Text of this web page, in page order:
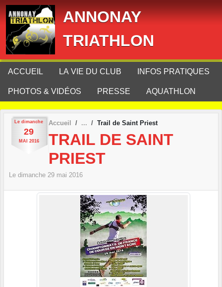
ANNONAY
TRIATHLON
ACCUEIL LA VIE DU CLUB INFOS PRATIQUES
PHOTOS & VIDÉOS PRESSE AQUATHLON
Le dimanche
29
MAI 2016
Accueil Trail de Saint Priest
TRAIL DE SAINT
PRIEST
Le dimanche 29 mai 2016
Panneau de gestion des cookies